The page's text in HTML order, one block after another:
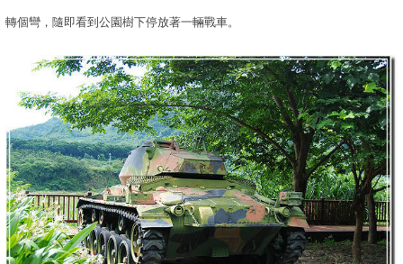
轉個彎，隨即看到公園樹下停放著一輛戰車。